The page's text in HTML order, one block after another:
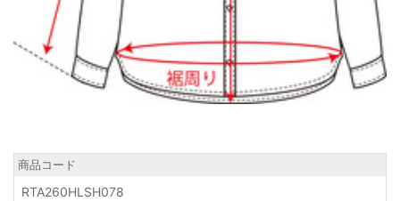
商品コード
RTA260HLSH078